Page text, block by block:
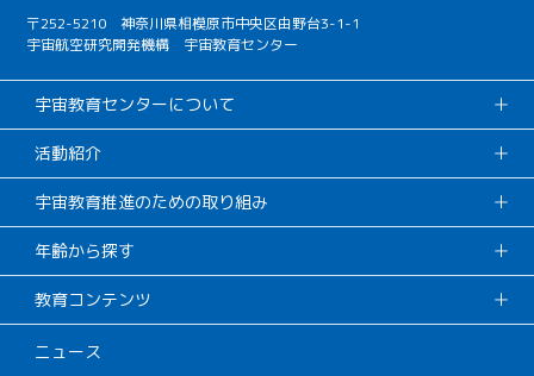
〒252-5210 神奈川県相模原市中央区由野台3-1-1
宇宙航空研究開発機構 宇宙教育センター
宇宙教育センターについて
活動紹介
宇宙教育推進のための取り組み
年齢から探す
教育コンテンツ
ニュース